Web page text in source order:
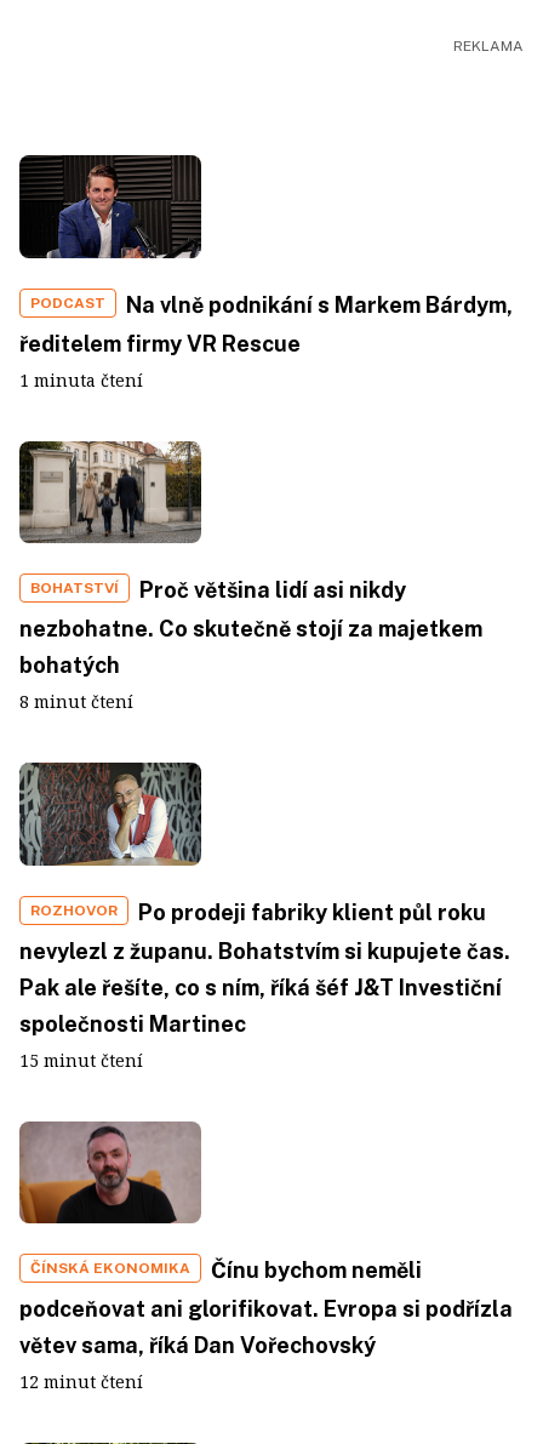
PODCAST
Na vlně podnikání s Markem Bárdym,
ředitelem firmy VR Rescue
1 minuta čtení
BOHATSTVÍ
Proč většina lidí asi nikdy
nezbohatne. Co skutečně stojí za majetkem
bohatých
8 minut čtení
ROZHOVOR
Po prodeji fabriky klient půl roku
nevylezl z županu. Bohatstvím si kupujete čas.
Pak ale řešíte, co s ním, říká šéf J&T Investiční
společnosti Martinec
15 minut čtení
ČÍNSKÁ EKONOMIKA
Čínu bychom neměli
podceňovat ani glorifikovat. Evropa si podřízla
větev sama, říká Dan Vořechovský
12 minut čtení